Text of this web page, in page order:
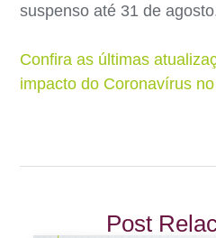
suspenso até 31 de
Confira as últimas
impacto do Coronavírus
Post